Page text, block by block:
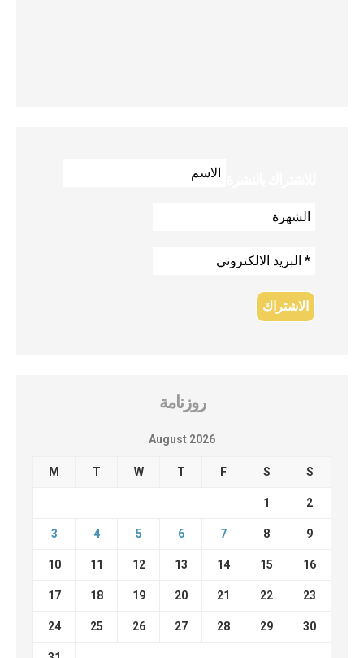
روزنامة
August 2026
M T W T F S S
1 2
3 4 5 6 7 8 9
10 11 12 13 14 15 16
17 18 19 20 21 22 23
24 25 26 27 28 29 30